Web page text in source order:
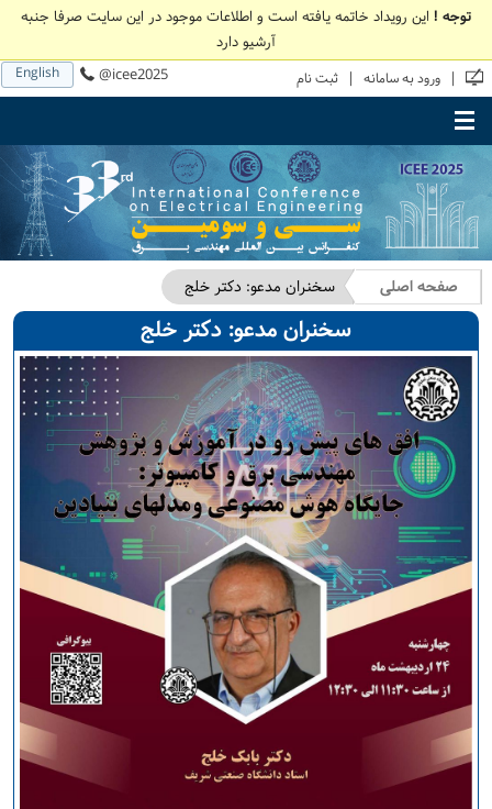
توجه ! این رویداد خاتمه یافته است و اطلاعات موجود در این سایت صرفا جنبه
آرشیو دارد
English @icee2025 | ورود به سامانه | ثبت نام
صفحه اصلی سخنران مدعو: دکتر خلج
سخنران مدعو: دکتر خلج